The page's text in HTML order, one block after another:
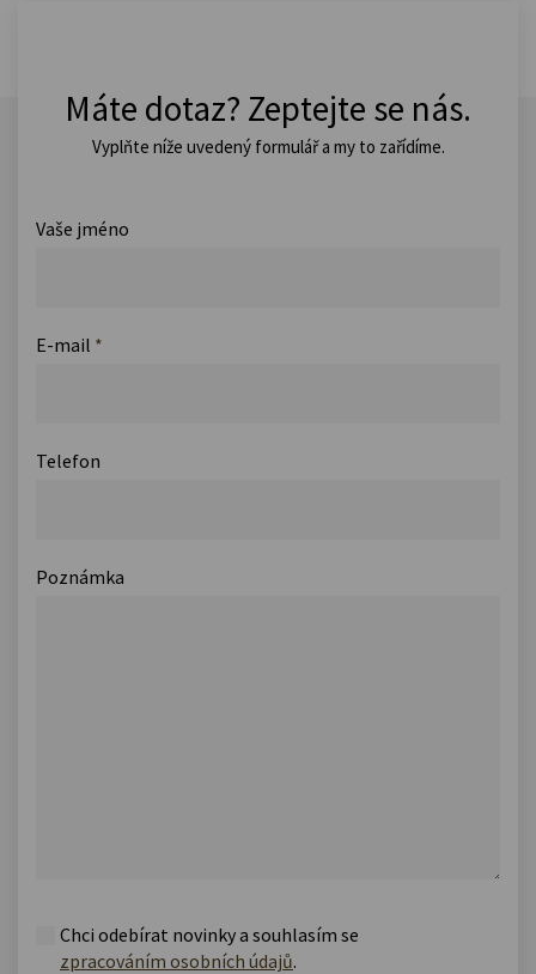
Máte dotaz? Zeptejte se nás.
Vyplňte níže uvedený formulář a my to zařídíme.
Vaše jméno
E-mail *
Telefon
Poznámka
Chci odebírat novinky a souhlasím se
zpracováním osobních údajů.